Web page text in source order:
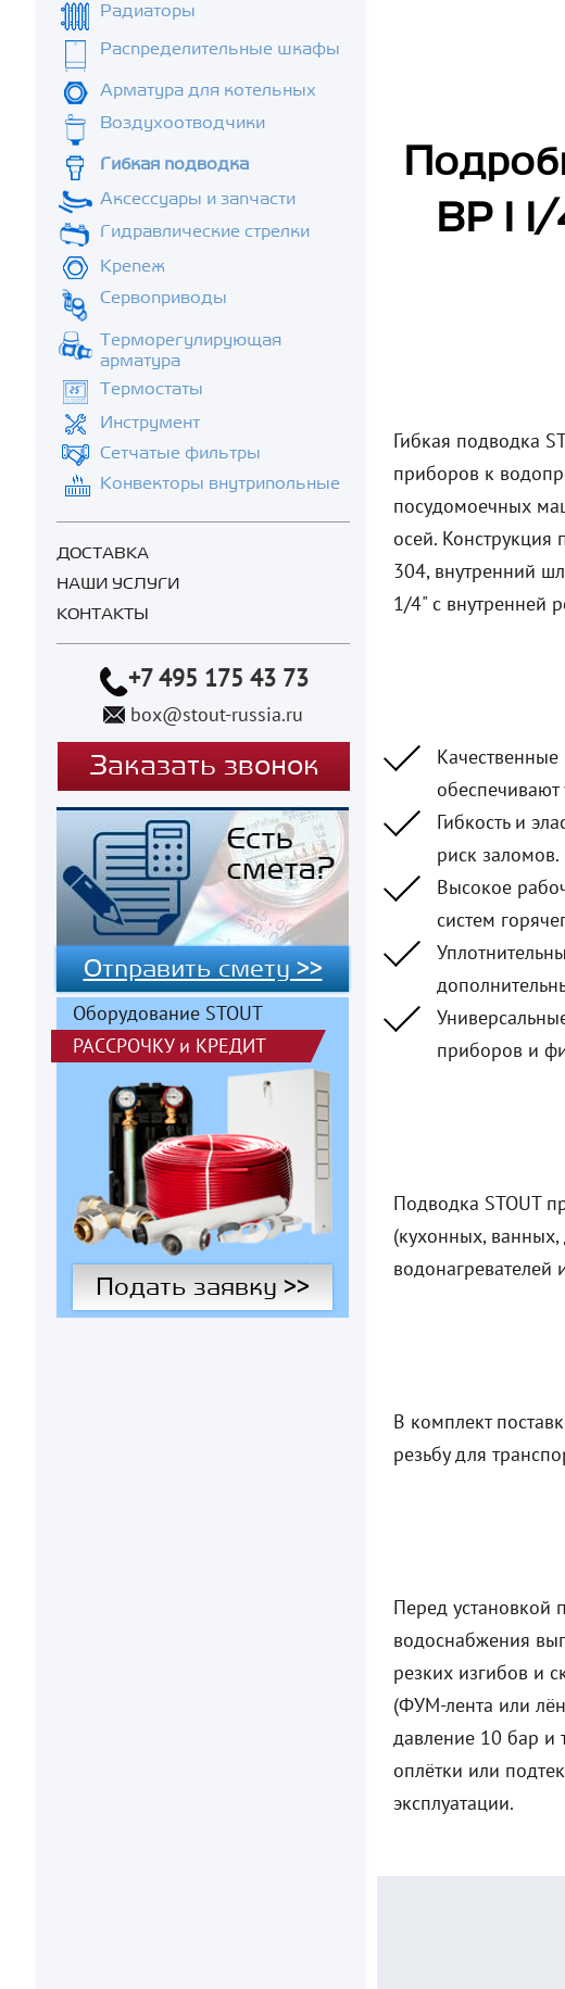
Радиаторы
Распределительные шкафы
Арматура для котельных
Воздухоотводчики
Гибкая подводка
Аксессуары и запчасти
Гидравлические стрелки
Крепеж
Сервоприводы
Терморегулирующая
арматура
Термостаты
Инструмент
Сетчатые фильтры
Конвекторы внутрипольные
ДОСТАВКА
НАШИ УСЛУГИ
КОНТАКТЫ
+7 495 175 43 73
box@stout-russia.ru
Заказать звонок
Отправить смету >>
Оборудование STOUT
РАССРОЧКУи КРЕДИТ
Подать заявку >>
ВР 1
Гибкая подводка
приборов к
посудомоечных
осей. Конструкция
304, внутренний
1/4" с внутренней
обеспечивают
Гибкость и
риск заломов.
Высокое
систем
приборов и
Подводка STOUT
(кухонных,
водонагревателей
В комплект
резьбу для
Перед установкой
водоснабжения
резких изгибов и
(ФУМ-лента или
давление 10 бар и
оплётки или
эксплуатации.